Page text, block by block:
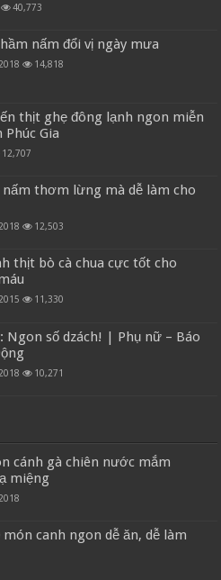
40,773
nấm đổi vị ngày mưa
14,818
thịt ghẹ đông lạnh ngon miễn
Phúc Gia
12,707
nấm thơm lừng mà dễ làm cho
12,503
thịt bò cà chua cực tốt cho
11,330
Ngon số dzách! | Phụ nữ – Báo
10,271
cánh gà chiên nước mắm
miệng
canh ngon dễ ăn, dễ làm